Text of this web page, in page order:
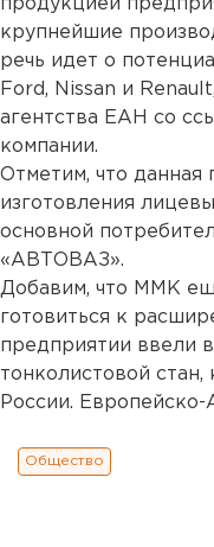
продукцией
крупнейшие
речь идет о
Ford, Nissan и
агентства ЕАН со
компании.
Отметим, что данная
изготовления
основной
«АВТОВАЗ».
Добавим, что ММК
готовиться к
предприятии ввели
тонколистовой
России. Европейско-
Общество